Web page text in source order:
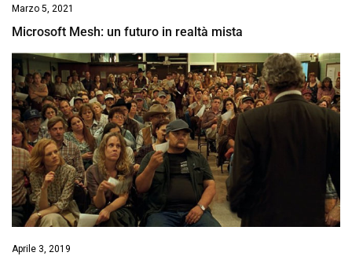
Marzo 5, 2021
Microsoft Mesh: un futuro in realtà mista
Aprile 3, 2019